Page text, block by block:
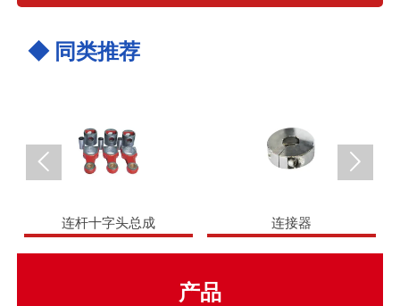
◆ 同类推荐
连杆十字头总成 连接器
 
产品